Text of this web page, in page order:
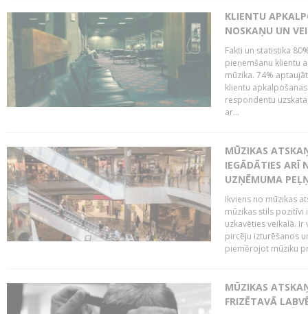
KLIENTU
NOSKAŅU UN
Fakti un statistika
pieņemšanu klientu
mūzika. 74%
klientu
respondentu
ar...
MŪZIKAS
IEGĀDĀTIES ARĪ
UZŅĒMUMA
Ikviens no mūzikas
mūzikas stils pozitīvi
uzkavēties veikalā.
pircēju izturēšanos
piemērojot mūziku
MŪZIKAS
FRIZĒTAVĀ